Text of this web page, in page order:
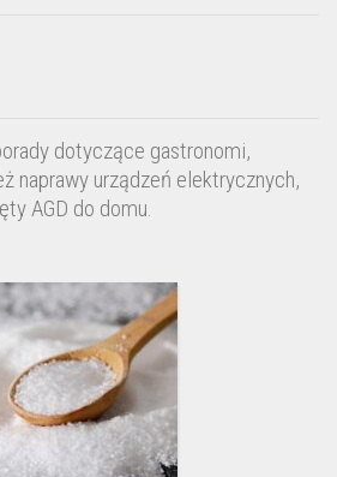
dotyczące gastronomi,
naprawy urządzeń elektrycznych,
AGD do domu.